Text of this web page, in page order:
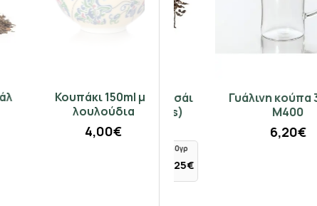
Κουπάκι 150ml με
λουλούδια
4,00€
Πορτοκάλι μαύρο τσάι
Κεϋλάνης (Madras)
Γυάλινη κούπα 300ml